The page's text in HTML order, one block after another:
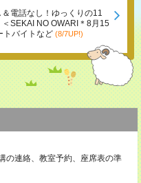
＆電話なし！ゆっくりの11
SEKAI NO OWARI＊8月15
トバイトなど (8/7UP!)
の連絡、教室予約、座席表の準